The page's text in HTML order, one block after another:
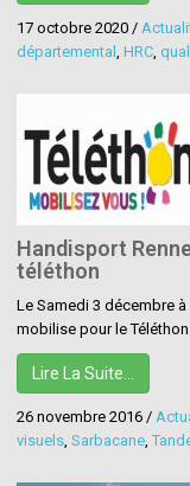
17 octobre 2020 /
départemental ,HRC ,
Handisport
téléthon
Le Samedi 3 décembre
mobilise pour le
Lire La Suite…
26 novembre 2016 /
visuels ,Sarbacane ,